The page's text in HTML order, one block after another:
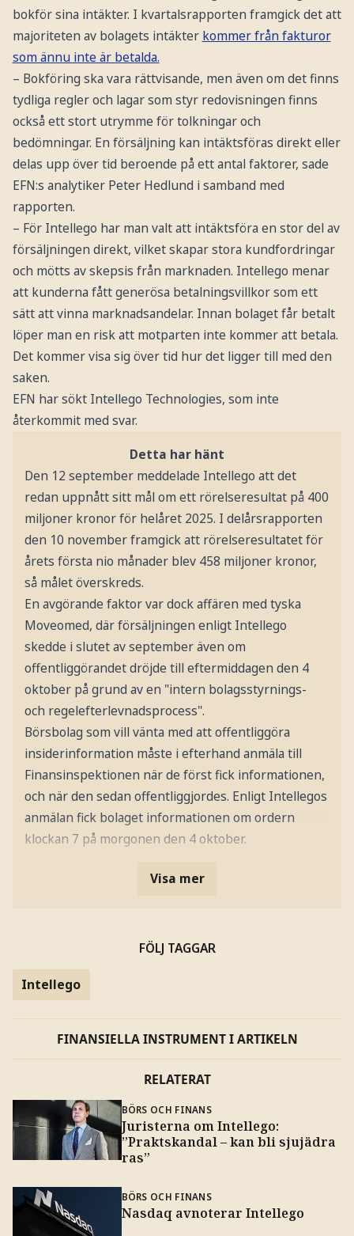
bokför sina intäkter. I kvartalsrapporten framgick det att
majoriteten av bolagets intäkter kommer från fakturor
som ännu inte är betalda.
– Bokföring ska vara rättvisande, men även om det finns
tydliga regler och lagar som styr redovisningen finns
också ett stort utrymme för tolkningar och
bedömningar. En försäljning kan intäktsföras direkt eller
delas upp över tid beroende på ett antal faktorer, sade
EFN:s analytiker Peter Hedlund i samband med
rapporten.
– För Intellego har man valt att intäktsföra en stor del av
försäljningen direkt, vilket skapar stora kundfordringar
och mötts av skepsis från marknaden. Intellego menar
att kunderna fått generösa betalningsvillkor som ett
sätt att vinna marknadsandelar. Innan bolaget får betalt
löper man en risk att motparten inte kommer att betala.
Det kommer visa sig över tid hur det ligger till med den
saken.
EFN har sökt Intellego Technologies, som inte
återkommit med svar.
Detta har hänt
Den 12 september meddelade Intellego att det
redan uppnått sitt mål om ett rörelseresultat på 400
miljoner kronor för helåret 2025. I delårsrapporten
den 10 november framgick att rörelseresultatet för
årets första nio månader blev 458 miljoner kronor,
så målet överskreds.
En avgörande faktor var dock affären med tyska
Moveomed, där försäljningen enligt Intellego
skedde i slutet av september även om
offentliggörandet dröjde till eftermiddagen den 4
oktober på grund av en "intern bolagsstyrnings-
och regelefterlevnadsprocess".
Börsbolag som vill vänta med att offentliggöra
insiderinformation måste i efterhand anmäla till
Finansinspektionen när de först fick informationen,
och när den sedan offentliggjordes. Enligt Intellegos
anmälan fick bolaget informationen om ordern
klockan 7 på morgonen den 4 oktober.
Visa mer
FÖLJ TAGGAR
Intellego
FINANSIELLA INSTRUMENT I ARTIKELN
RELATERAT
BÖRS OCH FINANS
Juristerna om Intellego:
”Praktskandal – kan bli sjujädra
ras”
BÖRS OCH FINANS
Nasdaq avnoterar Intellego